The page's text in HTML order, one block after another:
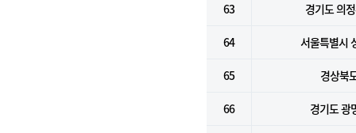
63 경기도 의
64 서울특별시
65 경상북
66 경기도 광